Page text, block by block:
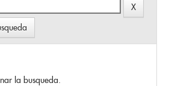
la busqueda.